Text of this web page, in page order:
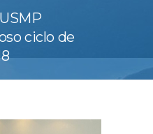
ciclo de